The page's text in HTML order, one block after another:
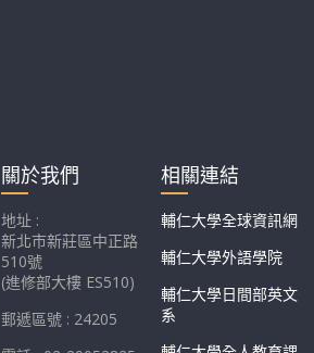
關於我們
地址 :
新北市新莊區中正路
510號
(進修部大樓 ES510)
郵遞區號 : 24205
相關連結
輔仁大學全球資訊網
輔仁大學外語學院
輔仁大學日間部英文
系